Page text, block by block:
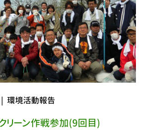
| 環境活動報告
リーン作戦参加(9回目)